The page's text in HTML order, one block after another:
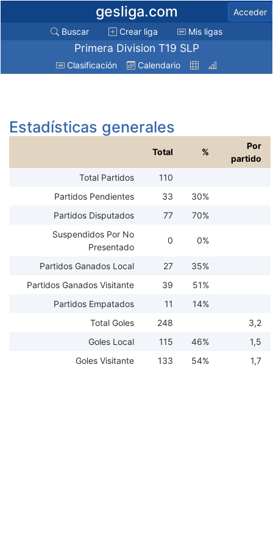
gesliga.com
Acceder
Buscar
Crear liga Mis ligas
Primera Division T19 SLP
Clasificación Calendario
Estadísticas generales
Total %
Por
partido
Total Partidos
110
Partidos Pendientes
33
30%
Partidos Disputados
77
70%
Suspendidos Por No
Presentado
0 0%
Partidos Ganados Local 27
35%
Partidos Ganados Visitante
39
51%
Partidos Empatados
11
14%
Total Goles
248
3,2
Goles Local
115 46%
1,5
Goles Visitante
133 54% 1,7